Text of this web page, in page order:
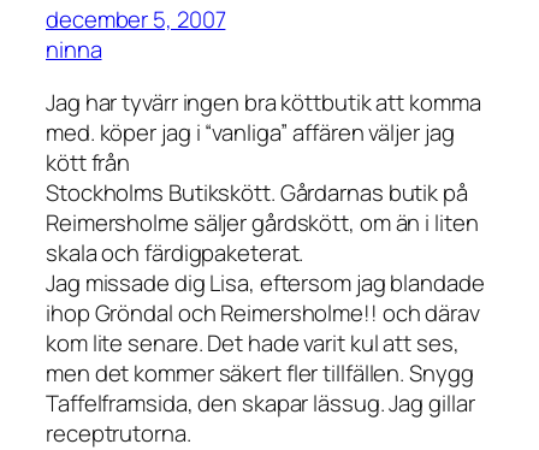
december 5, 2007
ninna
Jag har tyvärr ingen bra köttbutik att komma
med. köper jag i “vanliga” affären väljer jag
kött från
Stockholms Butikskött. Gårdarnas butik på
Reimersholme säljer gårdskött, om än i liten
skala och färdigpaketerat.
Jag missade dig Lisa, eftersom jag blandade
ihop Gröndal och Reimersholme!! och därav
kom lite senare. Det hade varit kul att ses,
men det kommer säkert fler tillfällen. Snygg
Taffelframsida, den skapar lässug. Jag gillar
receptrutorna.